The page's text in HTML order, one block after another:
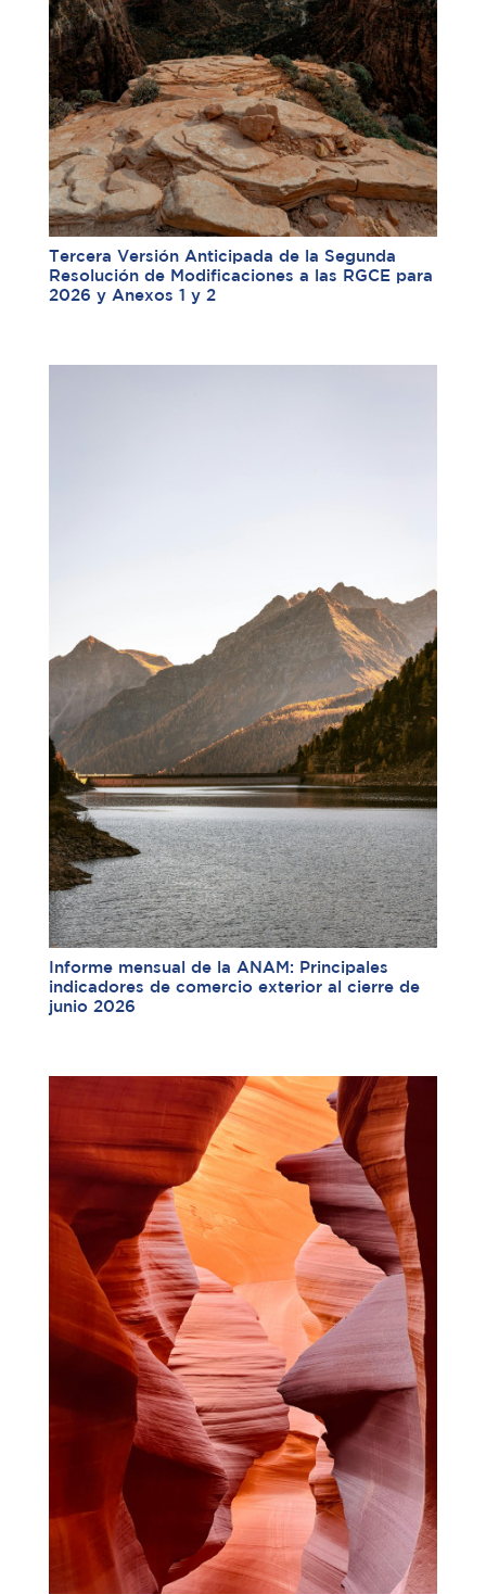
Tercera Versión Anticipada de la Segunda
Resolución de Modificaciones a las RGCE para
2026 y Anexos 1 y 2
Informe mensual de la ANAM: Principales
indicadores de comercio exterior al cierre de
junio 2026